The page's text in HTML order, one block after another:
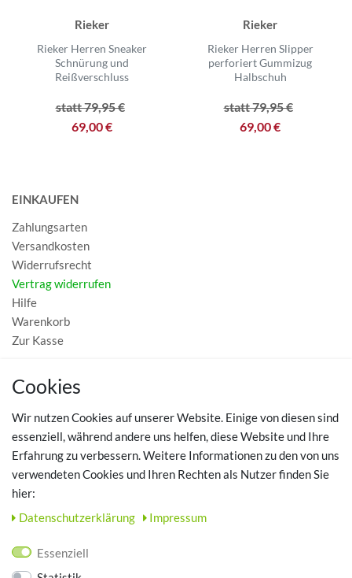
Rieker
Rieker Herren Sneaker
Schnürung und
Reißverschluss
statt 79,95 €
69,00 €
Rieker
Rieker Herren Slipper
perforiert Gummizug
Halbschuh
statt 79,95 €
69,00 €
EINKAUFEN
Zahlungsarten
Versandkosten
Widerrufsrecht
Vertrag widerrufen
Hilfe
Warenkorb
Zur Kasse
MEIN KONTO
TOP SCHUHTHEMEN
Hausschuhe - Bequeme Schuhe für zuhause
Cookies
Wir nutzen Cookies auf unserer Website. Einige von diesen sind
essenziell, während andere uns helfen, diese Website und Ihre
Erfahrung zu verbessern. Weitere Informationen zu den von uns
verwendeten Cookies und Ihren Rechten als Nutzer finden Sie
hier:
Daten­schutz­erklärung
Impressum
Essenziell